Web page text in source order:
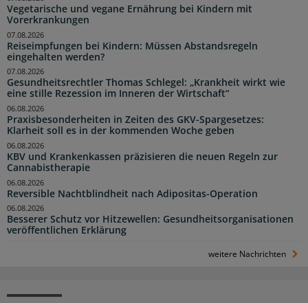
Vegetarische und vegane Ernährung bei Kindern mit
Vorerkrankungen
Reiseimpfungen bei Kindern: Müssen Abstandsregeln
eingehalten werden?
07.08.2026
Gesundheitsrechtler Thomas Schlegel: „Krankheit wirkt wie
eine stille Rezession im Inneren der Wirtschaft“
07.08.2026
Praxisbesonderheiten in Zeiten des GKV-Spargesetzes:
Klarheit soll es in der kommenden Woche geben
06.08.2026
KBV und Krankenkassen präzisieren die neuen Regeln zur
Cannabistherapie
06.08.2026
Reversible Nachtblindheit nach Adipositas-Operation
06.08.2026
Besserer Schutz vor Hitzewellen: Gesundheitsorganisationen
veröffentlichen Erklärung
06.08.2026
weitere Nachrichten